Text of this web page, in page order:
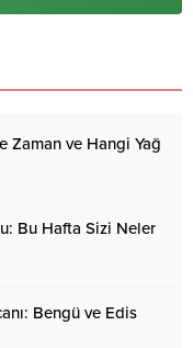
Zaman ve Hangi Yağ
Bu Hafta Sizi Neler
Bengü ve Edis